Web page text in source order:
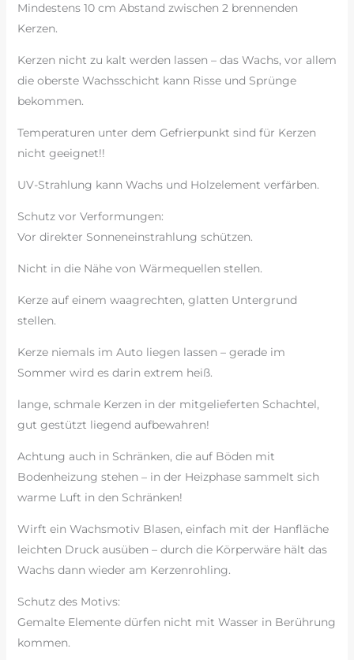
Mindestens 10 cm Abstand zwischen 2 brennenden
Kerzen.
Kerzen nicht zu kalt werden lassen – das Wachs, vor allem
die oberste Wachsschicht kann Risse und Sprünge
bekommen.
Temperaturen unter dem Gefrierpunkt sind für Kerzen
nicht geeignet!!
UV-Strahlung kann Wachs und Holzelement verfärben.
Schutz vor Verformungen:
Vor direkter Sonneneinstrahlung schützen.
Nicht in die Nähe von Wärmequellen stellen.
Kerze auf einem waagrechten, glatten Untergrund
stellen.
Kerze niemals im Auto liegen lassen – gerade im
Sommer wird es darin extrem heiß.
lange, schmale Kerzen in der mitgelieferten Schachtel,
gut gestützt liegend aufbewahren!
Achtung auch in Schränken, die auf Böden mit
Bodenheizung stehen – in der Heizphase sammelt sich
warme Luft in den Schränken!
Wirft ein Wachsmotiv Blasen, einfach mit der Hanfläche
leichten Druck ausüben – durch die Körperwäre hält das
Wachs dann wieder am Kerzenrohling.
Schutz des Motivs:
Gemalte Elemente dürfen nicht mit Wasser in Berührung
kommen.